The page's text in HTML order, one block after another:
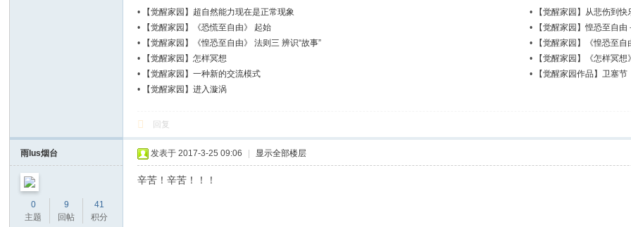
• 【觉醒家园】超自然能力现在是正常现象 •
【觉醒家园】从悲伤到快
•
【觉醒家园】《恐慌至自由》 起始 •
【觉醒家园】惶恐至自
•
【觉醒家园】《惶恐至自由》 法则三 辨识“故事” •
【觉醒家园】《惶恐至
•
【觉醒家园】怎样冥想 •
【觉醒家园】《怎样冥
•
【觉醒家园】一种新的交流模式 •
【觉醒家园作品】卫塞节
•
【觉醒家园】进入漩涡
回复
雨lus烟台
0
主题
9
回帖
41
积分
发表于 2017-3-25 09:06 显示全部楼层
辛苦！辛苦！！！